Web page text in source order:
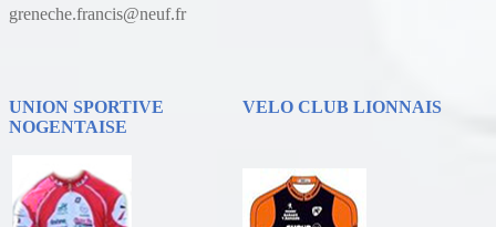
greneche.francis@neuf.fr
UNION SPORTIVE
NOGENTAISE
VELO CLUB LIONNAIS